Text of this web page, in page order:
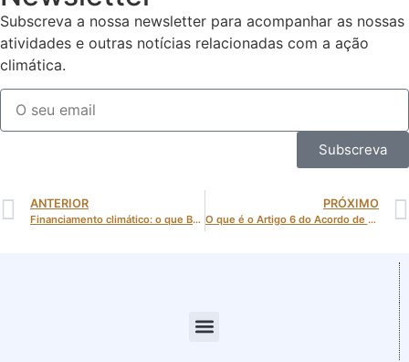
Subscreva a nossa newsletter para acompanhar as nossas
atividades e outras notícias relacionadas com a ação
climática.
Subscreva
ANTERIOR
Financiamento climático: o que Bonn 2025 antecipa para a COP30 em Belém?
PRÓXIMO
O que é o Artigo 6 do Acordo de Paris e como pode ter impacto nas cidades